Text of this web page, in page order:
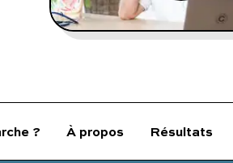
FAQ complète
? À propos Résultats